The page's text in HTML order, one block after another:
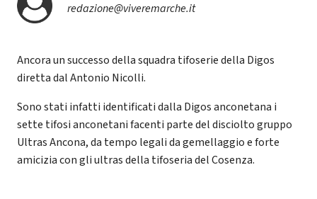
redazione@viveremarche.it
Ancora un successo della squadra tifoserie della Digos
diretta dal Antonio Nicolli.
Sono stati infatti identificati dalla Digos anconetana i
sette tifosi anconetani facenti parte del disciolto gruppo
Ultras Ancona, da tempo legali da gemellaggio e forte
amicizia con gli ultras della tifoseria del Cosenza.